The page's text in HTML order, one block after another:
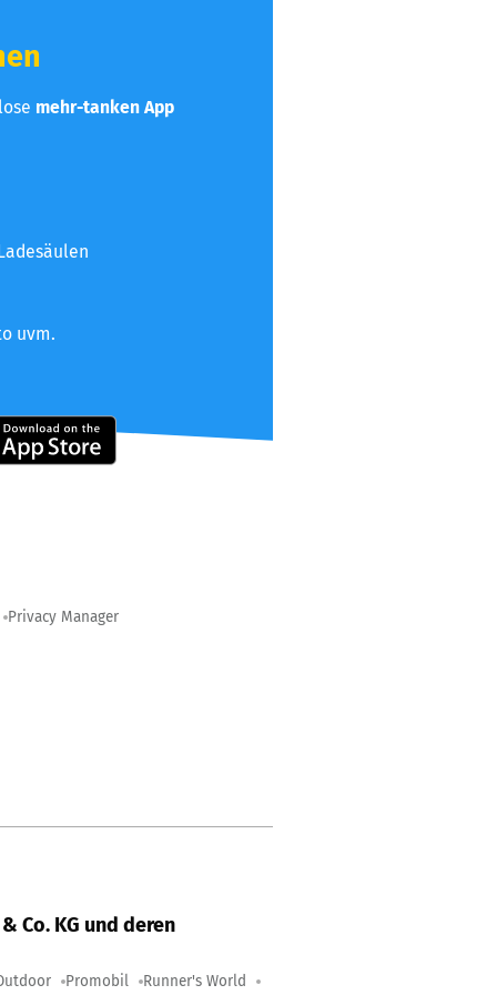
mehr-tanken App
uvm.
Privacy Manager
Co. KG und deren
Promobil Runner's World